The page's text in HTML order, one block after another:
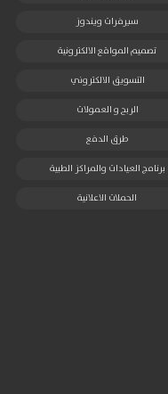
سيرفرات ويندوز
تصميم المواقع الالكترونية
التسويق الالكتروني
الربح و العمولات
طرق الدفع
برنامج العيادات والمراكز الطبية
الحملات الاعلانية